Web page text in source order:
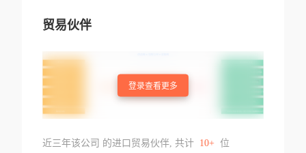
贸易伙伴
登录查看更多
近三年该公司 的进口贸易伙伴, 共计 10+ 位